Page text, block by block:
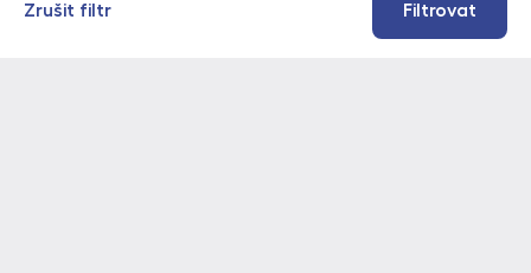
Filtrovat
Zrušit filtr